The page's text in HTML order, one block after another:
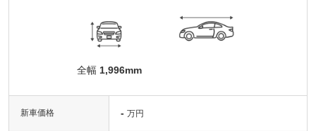
全幅 1,996mm
新車価格 - 万円